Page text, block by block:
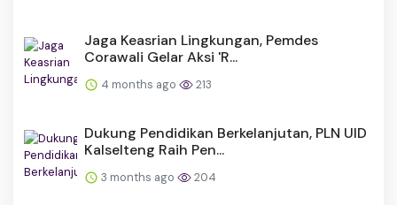
Jaga Keasrian Lingkungan, Pemdes
Corawali Gelar Aksi 'R...
4 months ago 213
Dukung Pendidikan Berkelanjutan, PLN UID
Kalselteng Raih Pen...
3 months ago 204